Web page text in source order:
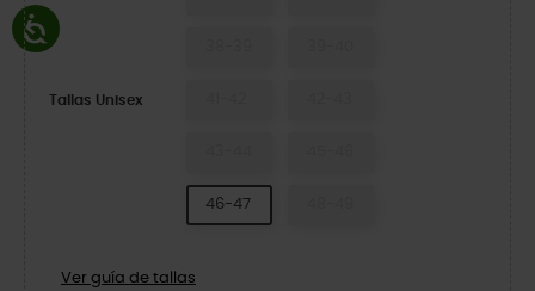
Tallas Unisex
46-47
Ver guía de tallas